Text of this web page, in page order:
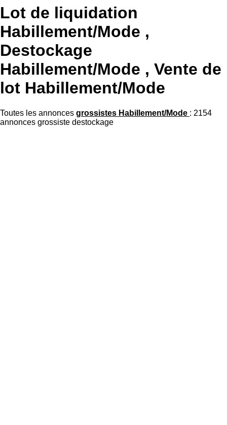
Lot de liquidation
Habillement/Mode ,
Destockage
Habillement/Mode , Vente de
lot Habillement/Mode
Toutes les annonces grossistes Habillement/Mode : 2154
annonces grossiste destockage